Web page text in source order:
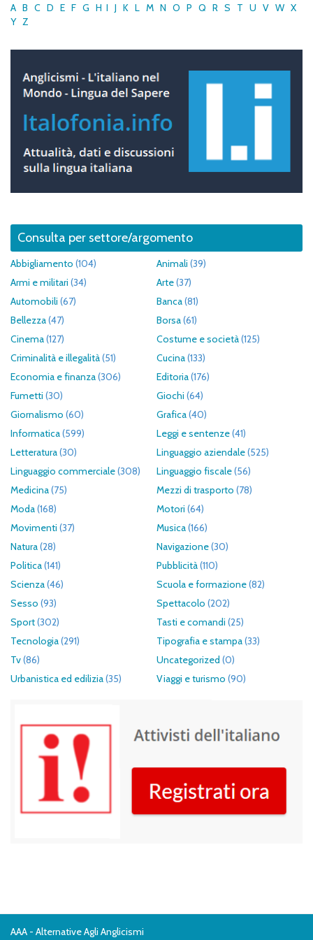
A B C D E F G H I J K L M N O P Q R S T U V W X
Y Z
Consulta per settore/argomento
Abbigliamento (104) Animali (39)
Armi e militari (34) Arte(37)
Automobili (67) Banca(81)
Bellezza(47) Borsa(61)
Cinema(127) Costume e società(125)
Criminalità e illegalità(51) Cucina(133)
Economia e finanza(306) Editoria(176)
Fumetti (30) Giochi (64)
Giornalismo (60) Grafica(40)
Informatica(599) Leggi e sentenze(41)
Letteratura(30) Linguaggio aziendale(525)
Linguaggio commerciale(308) Linguaggio fiscale(56)
Medicina(75) Mezzi di trasporto (78)
Moda(168) Motori (64)
Movimenti (37) Musica(166)
Natura(28) Navigazione(30)
Politica(141) Pubblicità(110)
Scienza(46) Scuola e formazione(82)
Sesso (93) Spettacolo (202)
Sport(302) Tasti e comandi (25)
Tecnologia(291) Tipografia e stampa(33)
Tv(86) Uncategorized (0)
Urbanistica ed edilizia(35) Viaggi e turismo (90)
AAA - Alternative Agli Anglicismi